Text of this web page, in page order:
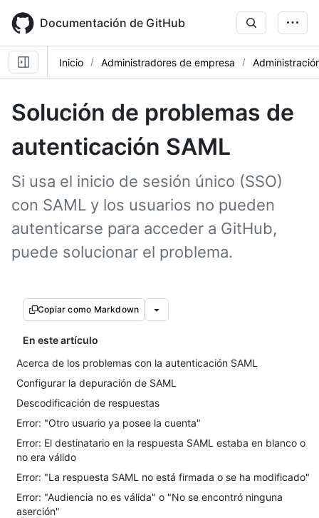
main
content
Documentación de GitHub
Inicio Administradores de empresa
Solución de problemas de
autenticación SAML
Si usa el inicio de sesión único (SSO)
con SAML y los usuarios no pueden
autenticarse para acceder a GitHub,
puede solucionar el problema.
Copiar como Markdown
En este artículo
Acerca de los problemas con la autenticación SAML
Configurar la depuración de SAML
Descodificación de respuestas
Error: "Otro usuario ya posee la cuenta"
Error: El destinatario en la respuesta SAML estaba en blanco o
no era válido
Error: "La respuesta SAML no está firmada o se ha modificado"
Error: "Audiencia no es válida" o "No se encontró ninguna
aserción"